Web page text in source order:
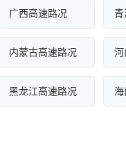
广西高速路况 青
内蒙古高速路况 河
黑龙江高速路况 海